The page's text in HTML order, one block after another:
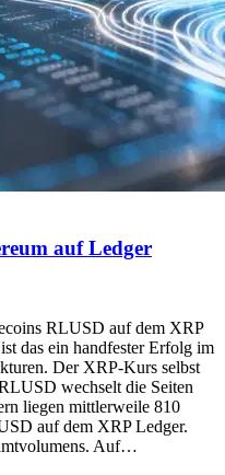
auf Ledger
RLUSD auf dem XRP
das ein handfester Erfolg im
Der XRP-Kurs selbst
wechselt die Seiten
liegen mittlerweile 810
auf dem XRP Ledger.
Auf…